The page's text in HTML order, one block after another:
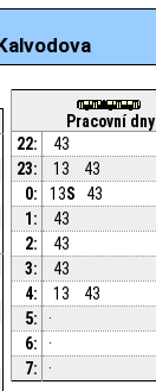
Pracovní dny
22:
43
23:
13
43
0:
13S
43
1:
43
2:
43
3:
43
4:
13
43
5:
·
6:
·
7:
·